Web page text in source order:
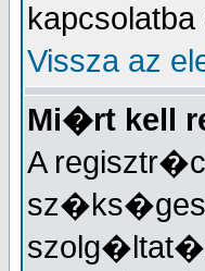
Vissza az
Mi�rt kell
A